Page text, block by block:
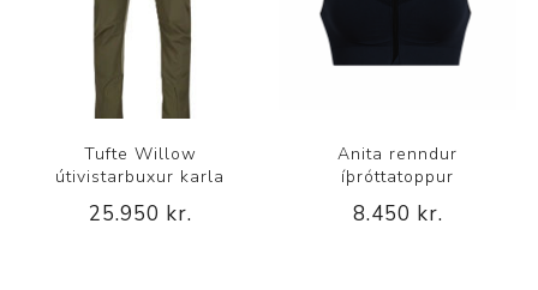
Tufte Willow
útivistarbuxur karla
25.950 kr.
Anita renndur
íþróttatoppur
8.450 kr.